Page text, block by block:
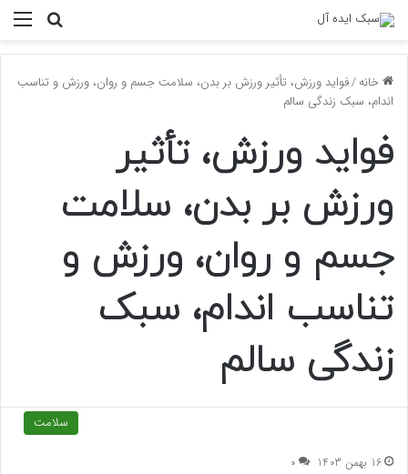
خانه/فواید ورزش، تأثیر ورزش بر بدن، سلامت جسم و روان، ورزش و تناسب
اندام، سبک زندگی سالم
فواید ورزش، تأثیر
ورزش بر بدن، سلامت
جسم و روان، ورزش و
تناسب اندام، سبک
زندگی سالم
سلامت
16 بهمن 1403 0